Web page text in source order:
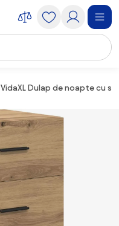
VidaXL Dulap de noapte cu